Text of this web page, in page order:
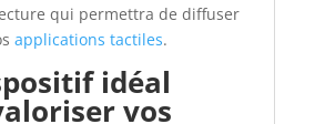
qui permettra de diffuser
applications tactiles.
idéal
vos